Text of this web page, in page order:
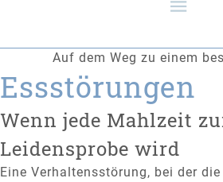
Auf dem Weg zu einem
Essstörungen
Wenn jede Mahlzeit
Leidensprobe wird
Eine Verhaltensstörung, bei der